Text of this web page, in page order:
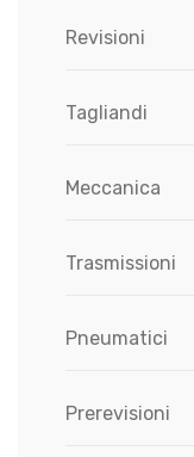
Revisioni
Tagliandi
Meccanica
Trasmissioni
Pneumatici
Prerevisioni